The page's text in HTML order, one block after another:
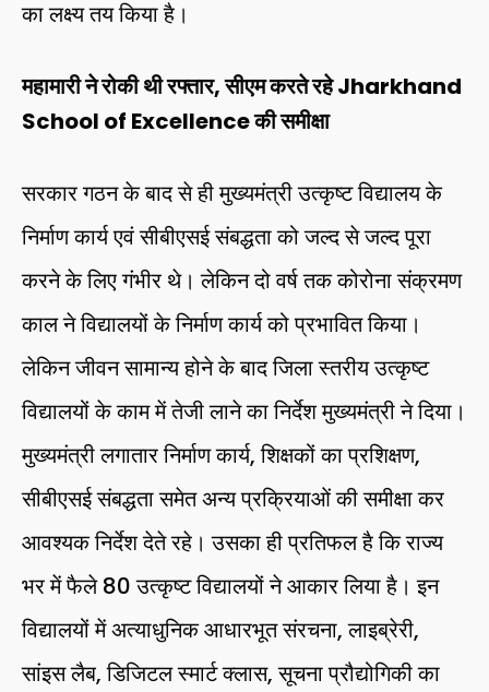
का लक्ष्य तय किया है।
महामारी ने रोकी थी रफ्तार, सीएम करते रहे Jharkhand
School of Excellence की समीक्षा
सरकार गठन के बाद से ही मुख्यमंत्री उत्कृष्ट विद्यालय के
निर्माण कार्य एवं सीबीएसई संबद्धता को जल्द से जल्द पूरा
करने के लिए गंभीर थे। लेकिन दो वर्ष तक कोरोना संक्रमण
काल ने विद्यालयों के निर्माण कार्य को प्रभावित किया।
लेकिन जीवन सामान्य होने के बाद जिला स्तरीय उत्कृष्ट
विद्यालयों के काम में तेजी लाने का निर्देश मुख्यमंत्री ने दिया।
मुख्यमंत्री लगातार निर्माण कार्य, शिक्षकों का प्रशिक्षण,
सीबीएसई संबद्धता समेत अन्य प्रक्रियाओं की समीक्षा कर
आवश्यक निर्देश देते रहे। उसका ही प्रतिफल है कि राज्य
भर में फैले 80 उत्कृष्ट विद्यालयों ने आकार लिया है। इन
विद्यालयों में अत्याधुनिक आधारभूत संरचना, लाइब्रेरी,
सांइस लैब, डिजिटल स्मार्ट क्लास, सूचना प्रौद्योगिकी का